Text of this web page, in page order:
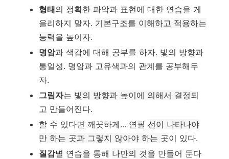
형태의 정확한 파악과 표현에 대한 연습을 게
을리하지 말자. 기본구조를 이해하고 적용하는
능력을 높이자.
명암과 색감에 대해 공부를 하자. 빛의 방향과
통일성. 명암과 고유색과의 관계를 공부해두
자.
그림자는 빛의 방향과 높이에 의해서 결정되
고 만들어진다.
할 수 있다면 깨끗하게... 연필 선이 나타나야
만 하는 곳과 그렇지 않아야 하는 곳이 있다.
질감별 연습을 통해 나만의 것을 만들어 둔다